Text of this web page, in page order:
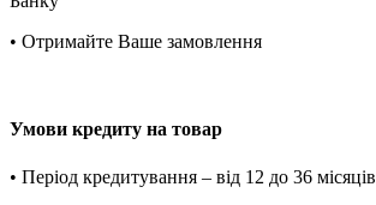
• Отримайте Ваше замовлення
Умови кредиту на товар
• Період кредитування – від 12 до 36 місяців